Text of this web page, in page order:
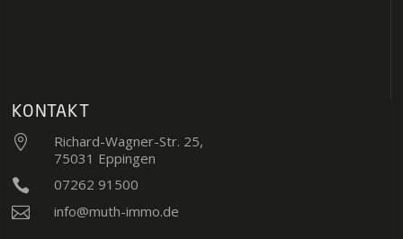
KONTAKT

Richard-Wagner-Str. 25,
75031 Eppingen

07262 91500

info@muth-immo.de